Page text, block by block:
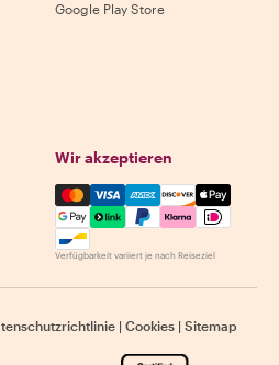
Google Play Store
Wir akzeptieren
Mastercard, Visa, Amex,
Verfügbarkeit variiert je nach Reiseziel
| Cookies | Sitemap